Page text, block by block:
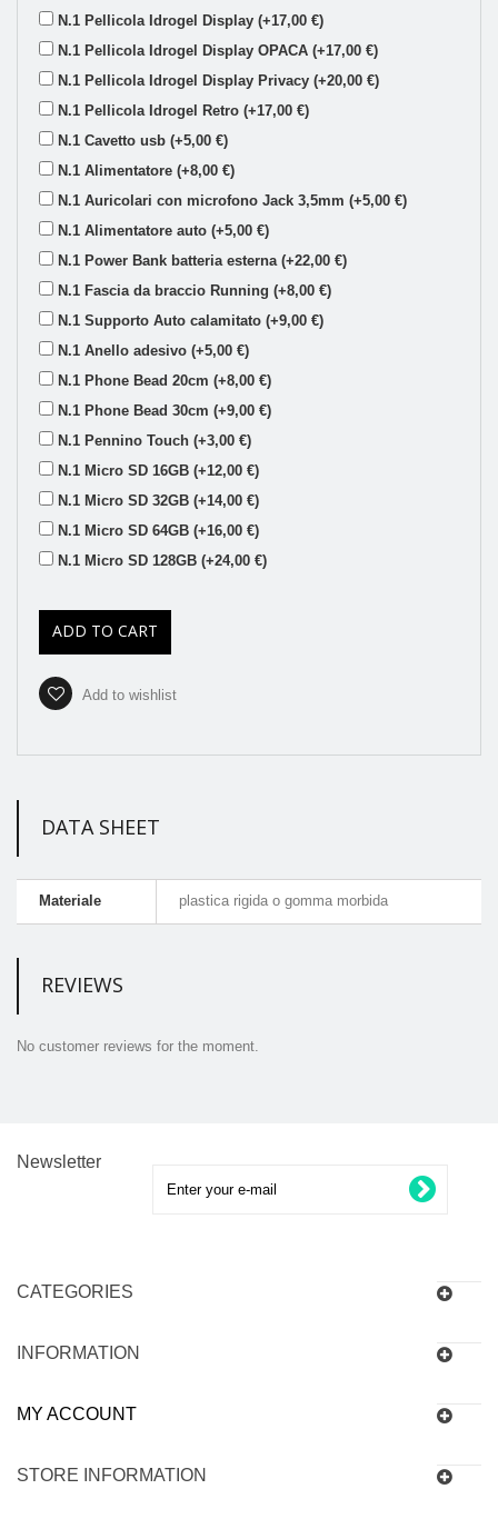
N.1 Pellicola Idrogel Display (+17,00 €)
N.1 Pellicola Idrogel Display OPACA (+17,00 €)
N.1 Pellicola Idrogel Display Privacy (+20,00 €)
N.1 Pellicola Idrogel Retro (+17,00 €)
N.1 Cavetto usb (+5,00 €)
N.1 Alimentatore (+8,00 €)
N.1 Auricolari con microfono Jack 3,5mm (+5,00 €)
N.1 Alimentatore auto (+5,00 €)
N.1 Power Bank batteria esterna (+22,00 €)
N.1 Fascia da braccio Running (+8,00 €)
N.1 Supporto Auto calamitato (+9,00 €)
N.1 Anello adesivo (+5,00 €)
N.1 Phone Bead 20cm (+8,00 €)
N.1 Phone Bead 30cm (+9,00 €)
N.1 Pennino Touch (+3,00 €)
N.1 Micro SD 16GB (+12,00 €)
N.1 Micro SD 32GB (+14,00 €)
N.1 Micro SD 64GB (+16,00 €)
N.1 Micro SD 128GB (+24,00 €)
ADD TO CART
Add to wishlist
DATA SHEET
Materiale plastica rigida o gomma morbida
REVIEWS
No customer reviews for the moment.
Newsletter
CATEGORIES
INFORMATION
MY ACCOUNT
STORE INFORMATION